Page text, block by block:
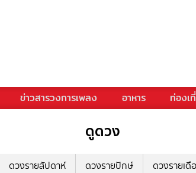
ข่าวสารวงการเพลง อาหาร ท่องเ
ดูดวง
ดวงรายสัปดาห์ ดวงรายปักษ์ ดวงรายเดื